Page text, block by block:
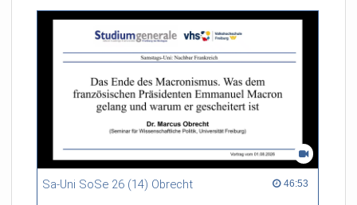
Sa-Uni SoSe 26 (14) Obrecht 46:53
46:53 duration